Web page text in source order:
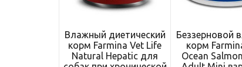
Влажный диетический
корм Farmina Vet Life
Natural Hepatic для
Беззерновой
корм
Ocean